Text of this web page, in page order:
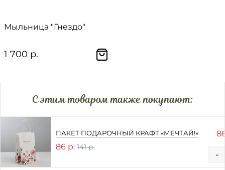
Мыльница "Гнездо"
1 700 р.
C этим товаром также покупают:
ПАКЕТ ПОДАРОЧНЫЙ КРАФТ «МЕЧТАЙ!»
86 р. 141 р.
-